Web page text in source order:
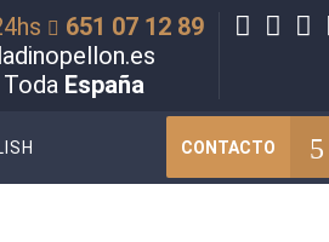
651 07 12 89
España
CONTACTO